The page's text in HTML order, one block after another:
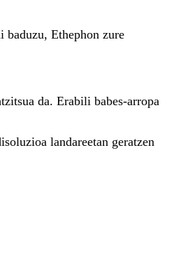
baduzu, Ethephon zure
da. Erabili babes-arropa
landareetan geratzen